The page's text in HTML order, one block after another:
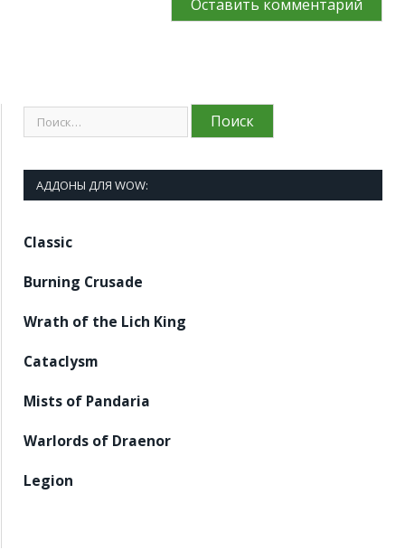
АДДОНЫ ДЛЯ WOW:
Classic
Burning Crusade
Wrath of the Lich King
Cataclysm
Mists of Pandaria
Warlords of Draenor
Legion